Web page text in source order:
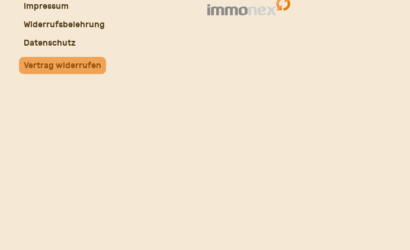
Impressum
Widerrufsbelehrung
Datenschutz
Vertrag widerrufen